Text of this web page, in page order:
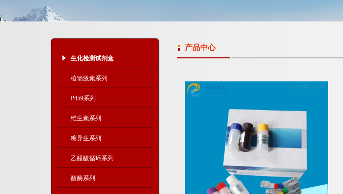
生化检测试剂盒
植物激素系列
P459系列
维生素系列
糖异生系列
乙醛酸循环系列
酯酶系列
产品中心